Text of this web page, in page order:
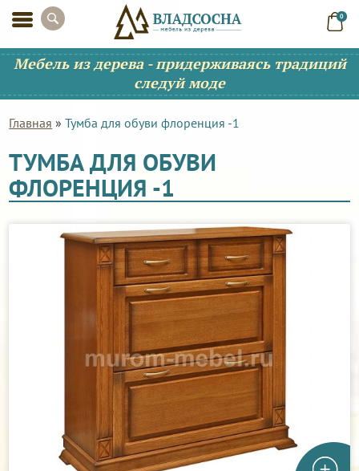
0
Мебель из дерева - придерживаясь традиций
следуй моде
Главная »Тумба для обуви флоренция -1
ТУМБА ДЛЯ ОБУВИ
ФЛОРЕНЦИЯ -1